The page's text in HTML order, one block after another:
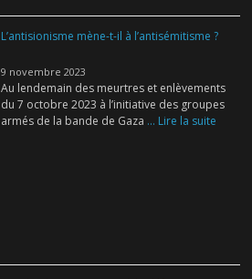
L’antisionisme mène-t-il à l’antisémitisme ?
9 novembre 2023
Au lendemain des meurtres et enlèvements
du 7 octobre 2023 à l’initiative des groupes
armés de la bande de Gaza ... Lire la suite